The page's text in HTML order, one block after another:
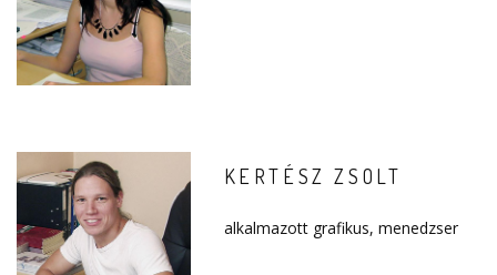
KERTÉSZ ZSOLT
alkalmazott grafikus, menedzser